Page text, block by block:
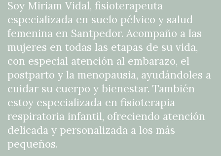
Soy Miriam Vidal, fisioterapeuta
especializada en suelo pélvico y salud
femenina en Santpedor. Acompaño a las
mujeres en todas las etapas de su vida,
con especial atención al embarazo, el
postparto y la menopausia, ayudándoles a
cuidar su cuerpo y bienestar. También
estoy especializada en fisioterapia
respiratoria infantil, ofreciendo atención
delicada y personalizada a los más
pequeños.